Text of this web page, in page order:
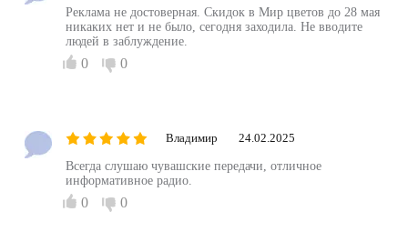
Реклама не достоверная. Скидок в Мир цветов до 28 мая
никаких нет и не было, сегодня заходила. Не вводите
людей в заблуждение.
0 0
Владимир 24.02.2025
Всегда слушаю чувашские передачи, отличное
информативное радио.
0 0